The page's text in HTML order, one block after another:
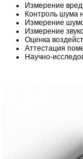
Измерение
Контроль шума
Измерение
Измерение
Оценка
Аттестация
Научно-